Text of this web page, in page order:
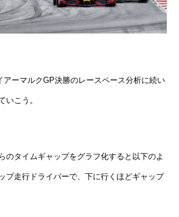
ーマルクGP決勝のレースペース分析に続い
いこう。
のタイムギャップをグラフ化すると以下のよ
プ走行ドライバーで、下に行くほどギャップ